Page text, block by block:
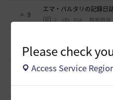
Please check
Access Service
9
エマ・バルタリの記録日
2 858 飛鳥雨音
0 1K 黒い砂漠
【ギルド名声】2026ハイ
0 885 セルベリ